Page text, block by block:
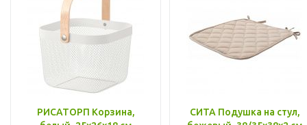
РИСАТОРП Корзина,
СИТА Подушка на стул,